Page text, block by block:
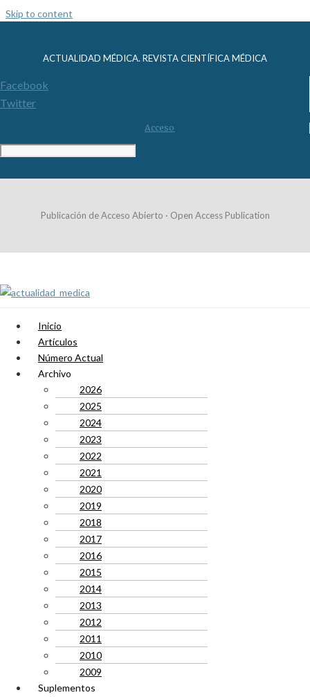
Skip to content
ACTUALIDAD MÉDICA. REVISTA CIENTÍFICA MÉDICA
Facebook
Twitter
Acceso
Publicación de Acceso Abierto · Open Access Publication
Inicio
Artículos
Número Actual
Archivo
2026
2025
2024
2023
2022
2021
2020
2019
2018
2017
2016
2015
2014
2013
2012
2011
2010
2009
Suplementos